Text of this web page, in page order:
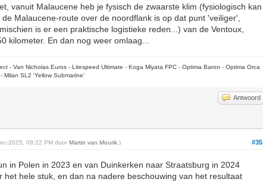
vanuit Malaucene heb je fysisch de zwaarste klim (fysiologisch kan
Malaucene-route over de noordflank is op dat punt 'veiliger',
is er een praktische logistieke reden...) van de Ventoux,
kilometer. En dan nog weer omlaag...
- Van Nicholas Euros - Litespeed Ultimate - Koga Miyata FPC - Optima Baron - Optima Orca
Milan SL2 'Yellow Submarine'
Antwoord
#35
2025, 08:22 PM doorMartin van Mourik .)
in Polen in 2023 en van Duinkerken naar Straatsburg in 2024
hele stuk, en dan na nadere beschouwing van het resultaat